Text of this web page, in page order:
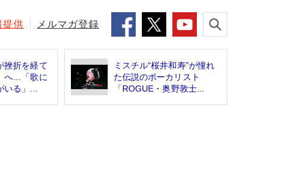
提供 メルマガ登録
挫折を経て
へ…「歌に
る」...
ミスチル“桜井和寿”が憧れ
た伝説のボーカリスト
「ROGUE・奥野敦士...